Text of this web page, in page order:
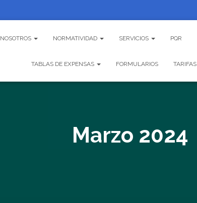
NOSOTROS NORMATIVIDAD SERVICIOS PQR
TABLAS DE EXPENSAS FORMULARIOS TARIFAS
Marzo 2024